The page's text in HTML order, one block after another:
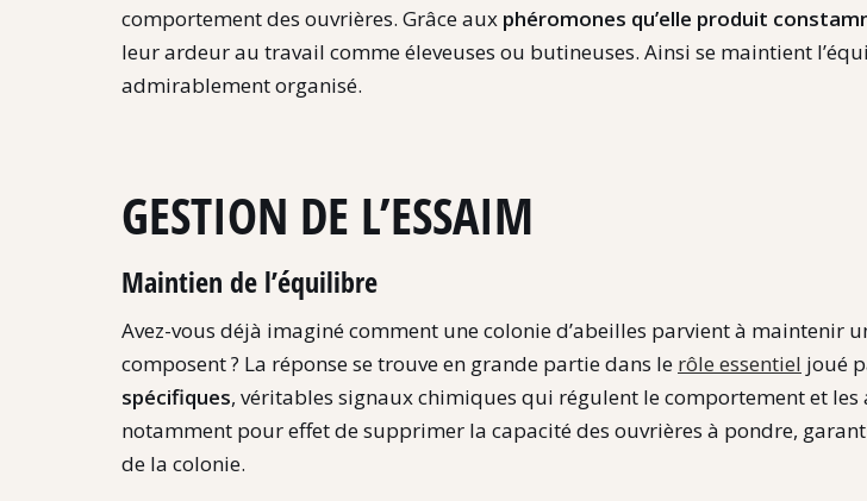
comportement des ouvrières. Grâce aux phéromones qu’elle produit
leur ardeur au travail comme éleveuses ou butineuses. Ainsi se maintient
admirablement organisé.
GESTION DE L’ESSAIM
Maintien de l’équilibre
Avez-vous déjà imaginé comment une colonie d’abeilles parvient à
composent ? La réponse se trouve en grande partie dans le rôle essentiel joué
spécifiques, véritables signaux chimiques qui régulent le comportement et les
notamment pour effet de supprimer la capacité des ouvrières à pondre,
de la colonie.